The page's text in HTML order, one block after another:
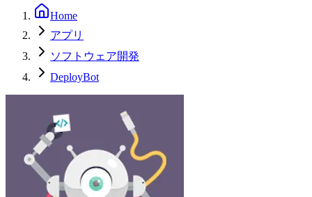
Home
アプリ
ソフトウェア開発
DeployBot